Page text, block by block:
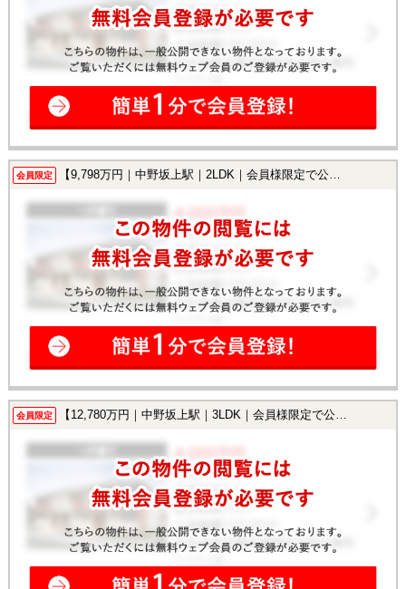
会員限定 【9,798万円｜中野坂上駅｜2LDK｜会員様限定で公開中！】
会員限定 【12,780万円｜中野坂上駅｜3LDK｜会員様限定で公開中！】